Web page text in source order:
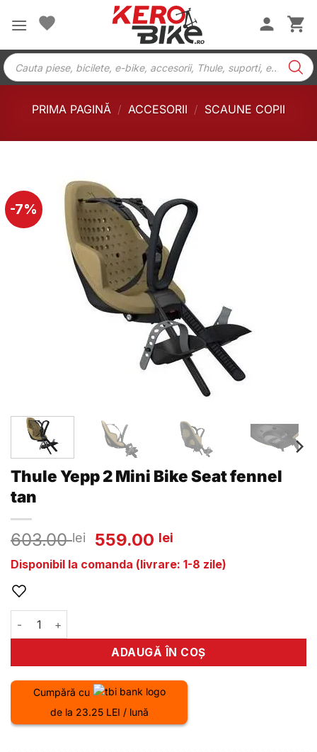
Products
search
PRIMA PAGINĂ / ACCESORII / SCAUNE COPII
-7%
Thule Yepp 2 Mini Bike Seat fennel
tan
603.00lei
Prețul
inițial
a
559.00 lei
curent
este:
Disponibil la comanda (livrare: 1-8 zile)
Cantitate Thule Yepp 2 Mini Bike Seat fennel tan
ADAUGĂ ÎN COȘ
Cumpără cu
de la 23.25 LEI / lună